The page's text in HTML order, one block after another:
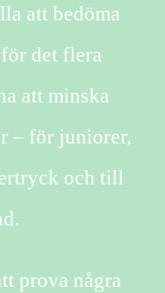
att bedöma
det flera
att minska
– för juniorer,
och till
prova några